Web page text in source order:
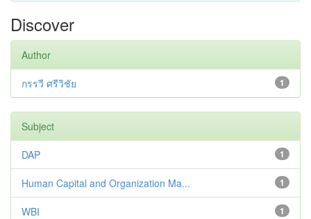
Discover
Author
1
กรรวี ศรีวิชัย
Subject
1
DAP
1
Human Capital and Organization Ma...
1
WBI